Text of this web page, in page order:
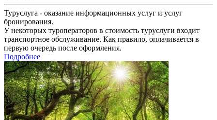
Туруслуга - оказание информационных услуг и услуг
бронирования.
У некоторых туроператоров в стоимость туруслуги входит
транспортное обслуживание. Как правило, оплачивается в
первую очередь после оформления.
Подробнее